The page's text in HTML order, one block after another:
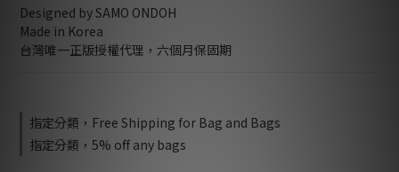
Designed by SAMO ONDOH
Made in Korea
台灣唯一正版授權代理，六個月保固期
指定分類，Free Shipping for Bag and Bags
指定分類，5% off any bags